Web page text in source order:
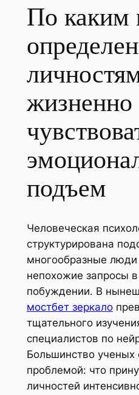
По каким
жизненно
подъем
Человеческая
структурирована
многообразные
непохожие запросы
побуждении. В
мостбет зеркало
тщательного
специалистов по
Большинство ученых
проблемой: что
личностей